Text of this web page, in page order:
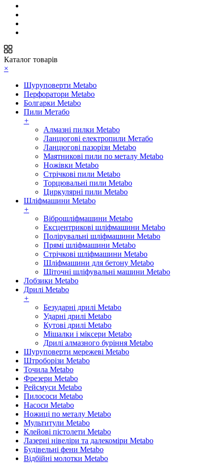
Каталог товарів
×
Шуруповерти Metabo
Перфоратори Metabo
Болгарки Metabo
Пили Метабо
+
Алмазні пилки Metabo
Ланцюгові електропили Метабо
Ланцюгові пазорізи Metabo
Маятникові пили по металу Metabo
Ножівки Metabo
Стрічкові пили Metabo
Торцювальні пили Metabo
Циркулярні пили Metabo
Шліфмашини Metabo
+
Віброшліфмашини Metabo
Ексцентрикові шліфмашини Metabo
Полірувальні шліфмашини Metabo
Прямі шліфмашини Metabo
Стрічкові шліфмашини Metabo
Шліфмашини для бетону Metabo
Щіточні шліфувальні машини Metabo
Лобзики Metabo
Дрилі Metabo
+
Безударні дрилі Metabo
Ударні дрилі Metabo
Кутові дрилі Metabo
Мішалки і міксери Metabo
Дрилі алмазного буріння Metabo
Шуруповерти мережеві Metabo
Штроборізи Metabo
Точила Metabo
Фрезери Metabo
Рейсмуси Metabo
Пилососи Metabo
Насоси Metabo
Ножиці по металу Metabo
Мультитули Metabo
Клейові пістолети Metabo
Лазерні нівеліри та далекоміри Metabo
Будівельні фени Metabo
Відбійні молотки Metabo